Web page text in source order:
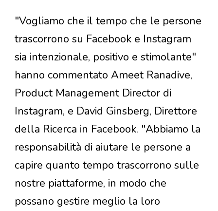
"Vogliamo che il tempo che le persone
trascorrono su Facebook e Instagram
sia intenzionale, positivo e stimolante"
hanno commentato Ameet Ranadive,
Product Management Director di
Instagram, e David Ginsberg, Direttore
della Ricerca in Facebook. "Abbiamo la
responsabilità di aiutare le persone a
capire quanto tempo trascorrono sulle
nostre piattaforme, in modo che
possano gestire meglio la loro